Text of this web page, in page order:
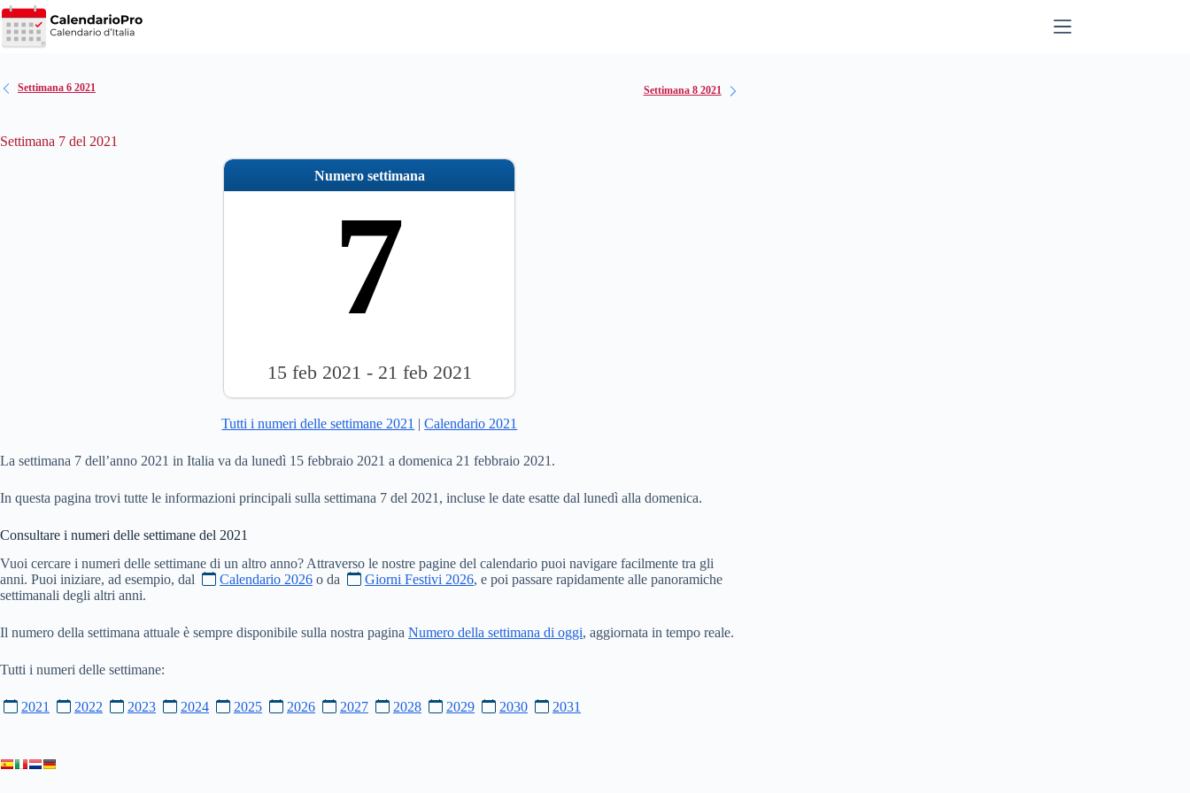
Salta
al
contenuto
Settimana 6 2021 Settimana 8 2021
Settimana 7 del 2021
Numero settimana
7
15 feb 2021 - 21 feb 2021
Tutti i numeri delle settimane 2021 |Calendario 2021
La settimana 7 dell’anno 2021 in Italia va da lunedì 15 febbraio 2021 a domenica 21 febbraio 2021.
In questa pagina trovi tutte le informazioni principali sulla settimana 7 del 2021, incluse le date esatte dal lunedì alla domenica.
Consultare i numeri delle settimane del 2021
Vuoi cercare i numeri delle settimane di un altro anno? Attraverso le nostre pagine del calendario puoi navigare facilmente tra gli
anni. Puoi iniziare, ad esempio, dal
Calendario 2026 o da Giorni Festivi 2026, e poi passare rapidamente alle panoramiche
settimanali degli altri anni.
Il numero della settimana attuale è sempre disponibile sulla nostra pagina Numero della settimana di oggi, aggiornata in tempo reale.
Tutti i numeri delle settimane:
2021 2022 2023 2024 2025 2026 2027 2028 2029 2030 2031